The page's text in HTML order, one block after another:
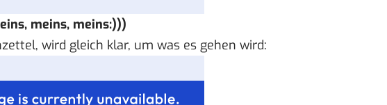
meins, meins:)))
wird gleich klar, um was es gehen wird: